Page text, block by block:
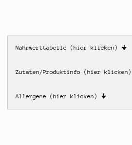
Nährwerttabelle (hier klicken) 🠋
Zutaten/Produktinfo (hier klicken)
Allergene (hier klicken) 🠋